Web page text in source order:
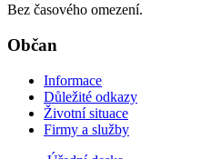
Bez časového omezení.
Občan
Informace
Důležité odkazy
Životní situace
Firmy a služby